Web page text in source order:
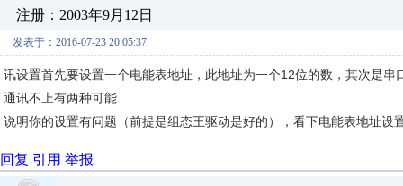
注册：2003年9月12日
发表于：2016-07-23 20:05:37
讯设置首先要设置一个电能表地址，此地址为一个12位的数，其次是串
通讯不上有两种可能
说明你的设置有问题（前提是组态王驱动是好的），看下电能表地址设
回复 引用 举报